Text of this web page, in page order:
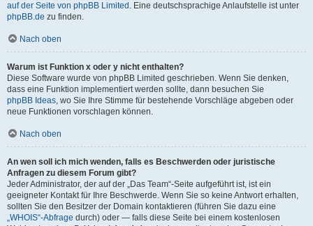
auf der Seite von phpBB Limited . Eine deutschsprachige Anlaufstelle ist unter
phpBB.de zu finden.
Nach oben
Warum ist Funktion x oder y nicht enthalten?
Diese Software wurde von phpBB Limited geschrieben. Wenn Sie denken,
dass eine Funktion implementiert werden sollte, dann besuchen Sie
phpBB Ideas, wo Sie Ihre Stimme für bestehende Vorschläge abgeben oder
neue Funktionen vorschlagen können.
Nach oben
An wen soll ich mich wenden, falls es Beschwerden oder juristische
Anfragen zu diesem Forum gibt?
Jeder Administrator, der auf der „Das Team“-Seite aufgeführt ist, ist ein
geeigneter Kontakt für Ihre Beschwerde. Wenn Sie so keine Antwort erhalten,
sollten Sie den Besitzer der Domain kontaktieren (führen Sie dazu eine
„WHOIS“-Abfrage durch) oder — falls diese Seite bei einem kostenlosen